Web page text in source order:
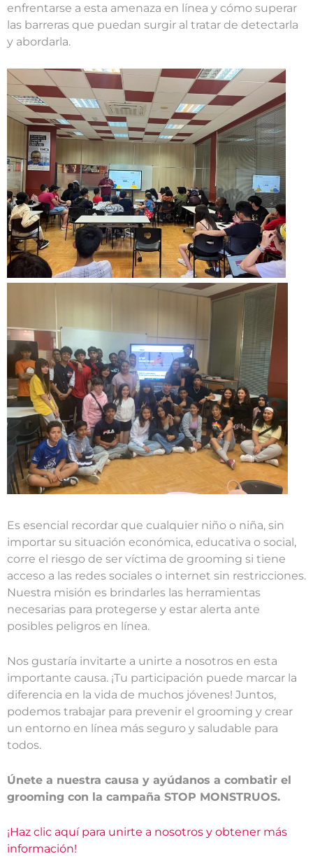
enfrentarse a esta amenaza en línea y cómo superar
las barreras que puedan surgir al tratar de detectarla
y abordarla.
Es esencial recordar que cualquier niño o niña, sin
importar su situación económica, educativa o social,
corre el riesgo de ser víctima de grooming si tiene
acceso a las redes sociales o internet sin restricciones.
Nuestra misión es brindarles las herramientas
necesarias para protegerse y estar alerta ante
posibles peligros en línea.
Nos gustaría invitarte a unirte a nosotros en esta
importante causa. ¡Tu participación puede marcar la
diferencia en la vida de muchos jóvenes! Juntos,
podemos trabajar para prevenir el grooming y crear
un entorno en línea más seguro y saludable para
todos.
Únete a nuestra causa y ayúdanos a combatir el
grooming con la campaña STOP MONSTRUOS.
¡Haz clic aquí para unirte a nosotros y obtener más
información!